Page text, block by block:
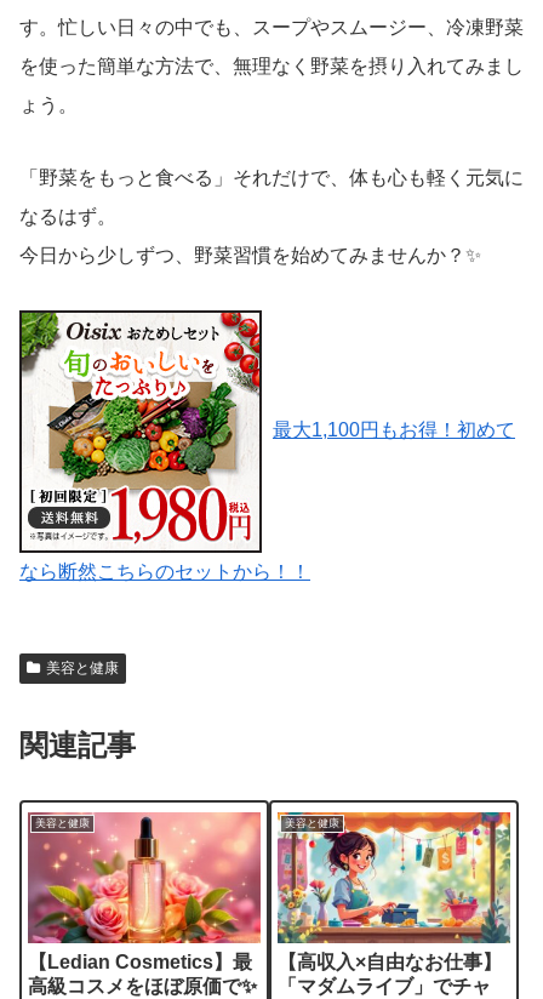
す。忙しい日々の中でも、スープやスムージー、冷凍野菜
を使った簡単な方法で、無理なく野菜を摂り入れてみまし
ょう。
「野菜をもっと食べる」それだけで、体も心も軽く元気に
なるはず。
今日から少しずつ、野菜習慣を始めてみませんか？✨
最大1,100円もお得！初めて
なら断然こちらのセットから！！
美容と健康
関連記事
美容と健康
【Ledian Cosmetics】最
高級コスメをほぼ原価で✨
美容と健康
【高収入×自由なお仕事】
「マダムライブ」でチャ